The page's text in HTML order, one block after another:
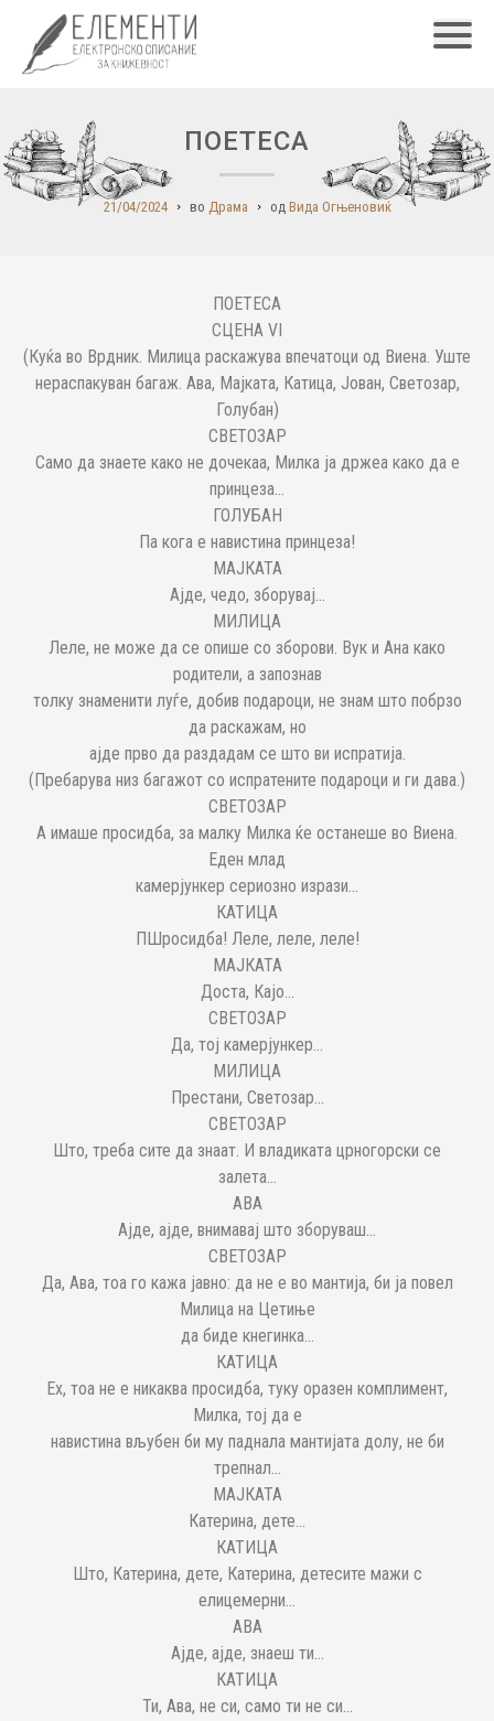
ПОЕТЕСА
21/04/2024 во Драма од Вида Огњеновиќ
ПОЕТЕСА
СЦЕНА VI
(Куќа во Врдник. Милица раскажува впечатоци од Виена. Уште
нераспакуван багаж. Ава, Мајката, Катица, Јован, Светозар,
Голубан)
СВЕТОЗАР
Само да знаете како не дочекаа, Милка ја држеа како да е
принцеза...
ГОЛУБАН
Па кога е навистина принцеза!
МАЈКАТА
Ајде, чедо, зборувај...
МИЛИЦА
Леле, не може да се опише со зборови. Вук и Ана како
родители, а запознав
толку знаменити луѓе, добив подароци, не знам што побрзо
да раскажам, но
ајде прво да раздадам се што ви испратија.
(Пребарува низ багажот со испратените подароци и ги дава.)
СВЕТОЗАР
А имаше просидба, за малку Милка ќе останеше во Виена.
Еден млад
камерјункер сериозно изрази...
КАТИЦА
ПШросидба! Леле, леле, леле!
МАЈКАТА
Доста, Кајо...
СВЕТОЗАР
Да, тој камерјункер...
МИЛИЦА
Престани, Светозар...
СВЕТОЗАР
Што, треба сите да знаат. И владиката црногорски се
залета...
АВА
Ајде, ајде, внимавај што зборуваш...
СВЕТОЗАР
Да, Ава, тоа го кажа јавно: да не е во мантија, би ја повел
Милица на Цетиње
да биде кнегинка...
КАТИЦА
Ех, тоа не е никаква просидба, туку оразен комплимент,
Милка, тој да е
навистина вљубен би му паднала мантијата долу, не би
трепнал...
МАЈКАТА
Катерина, дете...
КАТИЦА
Што, Катерина, дете, Катерина, детесите мажи с
елицемерни...
АВА
Ајде, ајде, знаеш ти...
КАТИЦА
Ти, Ава, не си, само ти не си...